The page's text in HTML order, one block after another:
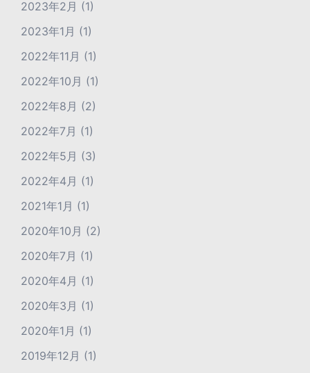
2023年2月 (1)
2023年1月 (1)
2022年11月 (1)
2022年10月 (1)
2022年8月 (2)
2022年7月 (1)
2022年5月 (3)
2022年4月 (1)
2021年1月 (1)
2020年10月 (2)
2020年7月 (1)
2020年4月 (1)
2020年3月 (1)
2020年1月 (1)
2019年12月 (1)